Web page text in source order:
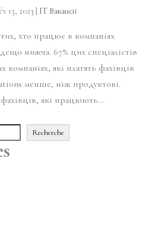
13, 2023 IT Вакансії
хто працює в компаніях
нижча. 67% цих спеціалістів
компаніях, які платять фахівців
менше, ніж продуктові.
які працюють...
Recherche